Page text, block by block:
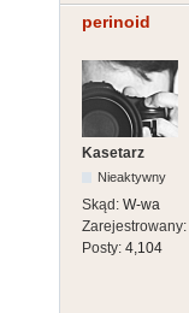
perinoid
Kasetarz
Nieaktywny
Skąd: W-wa
Zarejestrowany:
Posty: 4,104